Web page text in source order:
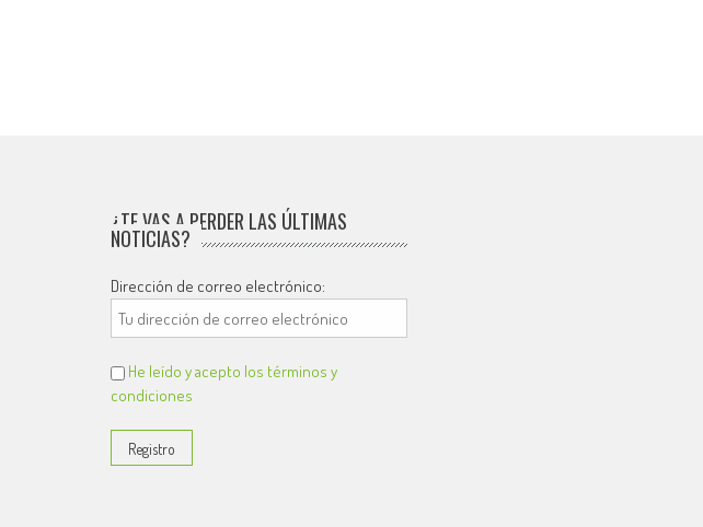
¿TE VAS A PERDER LAS ÚLTIMAS
NOTICIAS?
Dirección de correo electrónico:
He leído y acepto los términos y
condiciones